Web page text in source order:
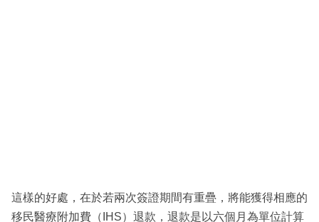
這樣的好處，在於若兩次簽證期間有重疊，將能獲得相應的
移民醫療附加費（IHS）退款，退款是以六個月為單位計算